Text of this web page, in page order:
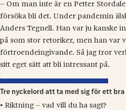
– Om man inte är en Petter
försöka bli det. Under pandemin
Anders Tegnell. Han var ju kanske
på som stor retoriker, men han var
förtroendeingivande. Så jag tror
sitt eget sätt att bli intressant på.
Tre nyckelord att ta med sig för ett bra
• Riktning – vad vill du ha sagt?